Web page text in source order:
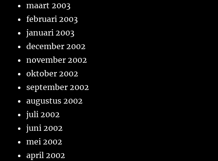
maart 2003
februari 2003
januari 2003
december 2002
november 2002
oktober 2002
september 2002
augustus 2002
juli 2002
juni 2002
mei 2002
april 2002